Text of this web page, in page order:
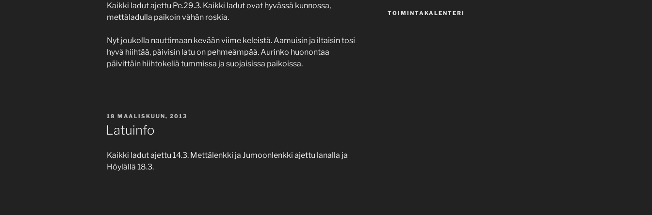
Kaikki ladut ajettu Pe.29.3. Kaikki ladut ovat hyvässä kunnossa,
mettäladulla paikoin vähän roskia.
Nyt joukolla nauttimaan kevään viime keleistä. Aamuisin ja iltaisin tosi
hyvä hiihtää, päivisin latu on pehmeämpää. Aurinko huonontaa
päivittäin hiihtokeliä tummissa ja suojaisissa paikoissa.
JULKAISTU
18 MAALISKUUN, 2013
Latuinfo
Kaikki ladut ajettu 14.3. Mettälenkki ja Jumoonlenkki ajettu lanalla ja
Höylällä 18.3.
TOIMINTAKALENTERI